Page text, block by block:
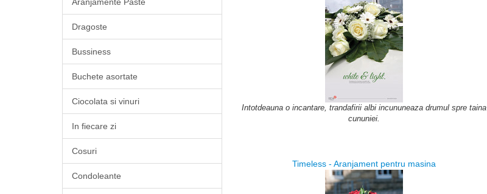
Dragoste
Bussiness
Buchete asortate
Ciocolata si vinuri
In fiecare zi
Cosuri
Condoleante
Intotdeauna o incantare, trandafirii albi incununeaza drumul spre taina
cununiei.
Timeless - Aranjament pentru masina